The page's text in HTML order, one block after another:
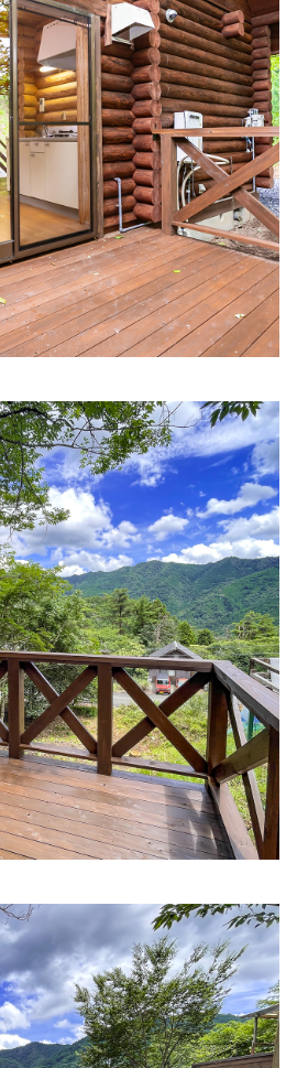
町３丁目１３ マップで見る
ク
１７６−６ マップで見る
区恵美酒２１３−７ マップで見る
区上余部７５８−１ マップで見る
区上野田６丁目３−１ マップで見る
末５丁目８６ マップで見る
ミリークリニック
宮の町２２１ マップで見る
外科
町１６ マップで見る
町７７ マップで見る
町 マップで見る
加茂南８２４−１４ マップで見る
水野クリニック
前町５９ マップで見る
ニック
３丁目３８−１ マップで見る
宿２丁目９−５０ マップで見る
国病院
２丁目２３ マップで見る
区大谷８−１ マップで見る